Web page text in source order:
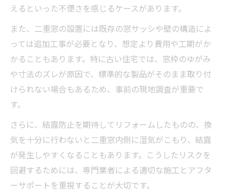
えるといった不便さを感じるケースがあります。
また、二重窓の設置には既存の窓サッシや壁の構造によ
っては追加工事が必要となり、想定より費用や工期がか
かることもあります。特に古い住宅では、窓枠のゆがみ
や寸法のズレが原因で、標準的な製品がそのまま取り付
けられない場合もあるため、事前の現地調査が重要で
す。
さらに、結露防止を期待してリフォームしたものの、換
気を十分に行わないと二重窓内側に湿気がこもり、結露
が発生しやすくなることもあります。こうしたリスクを
回避するためには、専門業者による適切な施工とアフタ
ーサポートを重視することが大切です。